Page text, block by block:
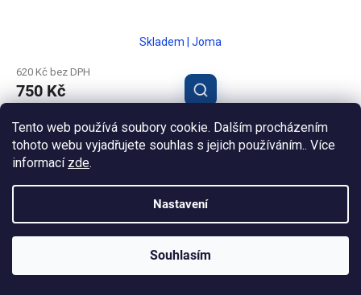
Tento web používá soubory cookie. Dalším procházením
tohoto webu vyjadřujete souhlas s jejich používáním.. Více
informací zde.
Nastavení
Souhlasím
Skladem | Joma
620 Kč bez DPH
750 Kč
2XS L